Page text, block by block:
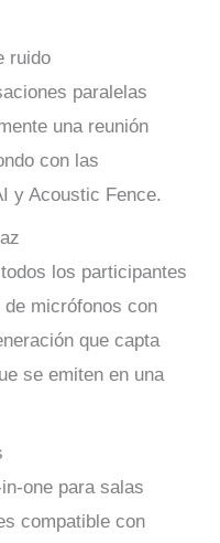
ruido
paralelas
una reunión
con las
y Acoustic Fence.
los participantes
micrófonos con
que capta
se emiten en una
one para salas
compatible con